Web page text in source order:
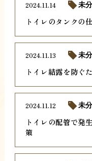
トイレのタンクの
2024.11.14 未
トイレ結露を防ぐ
2024.11.13 未
トイレの配管で発
策
2024.11.12 未